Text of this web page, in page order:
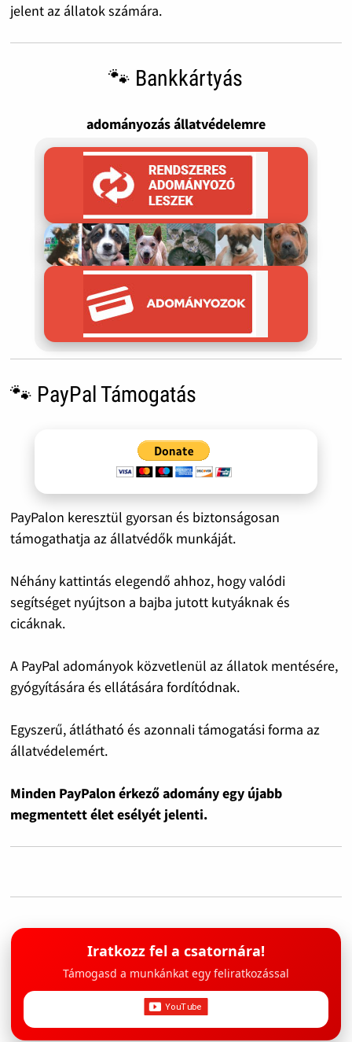
jelent az állatok számára.
🐾 Bankkártyás
adományozás állatvédelemre
🐾 PayPal Támogatás
PayPalon keresztül gyorsan és biztonságosan
támogathatja az állatvédők munkáját.
Néhány kattintás elegendő ahhoz, hogy valódi
segítséget nyújtson a bajba jutott kutyáknak és
cicáknak.
A PayPal adományok közvetlenül az állatok mentésére,
gyógyítására és ellátására fordítódnak.
Egyszerű, átlátható és azonnali támogatási forma az
állatvédelemért.
Minden PayPalon érkező adomány egy újabb
megmentett élet esélyét jelenti.
Iratkozz fel a csatornára!
Támogasd a munkánkat egy feliratkozással